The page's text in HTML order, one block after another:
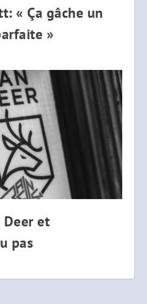
« Ça gâche un
»
Deer et
pas